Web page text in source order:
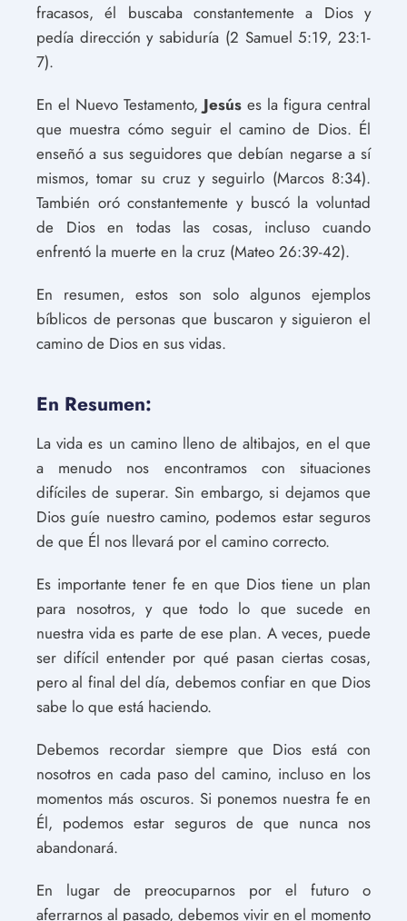
fracasos, él buscaba constantemente a Dios y
pedía dirección y sabiduría (2 Samuel 5:19, 23:1-
7).
En el Nuevo Testamento, Jesús es la figura central
que muestra cómo seguir el camino de Dios. Él
enseñó a sus seguidores que debían negarse a sí
mismos, tomar su cruz y seguirlo (Marcos 8:34).
También oró constantemente y buscó la voluntad
de Dios en todas las cosas, incluso cuando
enfrentó la muerte en la cruz (Mateo 26:39-42).
En resumen, estos son solo algunos ejemplos
bíblicos de personas que buscaron y siguieron el
camino de Dios en sus vidas.
En Resumen:
La vida es un camino lleno de altibajos, en el que
a menudo nos encontramos con situaciones
difíciles de superar. Sin embargo, si dejamos que
Dios guíe nuestro camino, podemos estar seguros
de que Él nos llevará por el camino correcto.
Es importante tener fe en que Dios tiene un plan
para nosotros, y que todo lo que sucede en
nuestra vida es parte de ese plan. A veces, puede
ser difícil entender por qué pasan ciertas cosas,
pero al final del día, debemos confiar en que Dios
sabe lo que está haciendo.
Debemos recordar siempre que Dios está con
nosotros en cada paso del camino, incluso en los
momentos más oscuros. Si ponemos nuestra fe en
Él, podemos estar seguros de que nunca nos
abandonará.
En lugar de preocuparnos por el futuro o
aferrarnos al pasado, debemos vivir en el momento